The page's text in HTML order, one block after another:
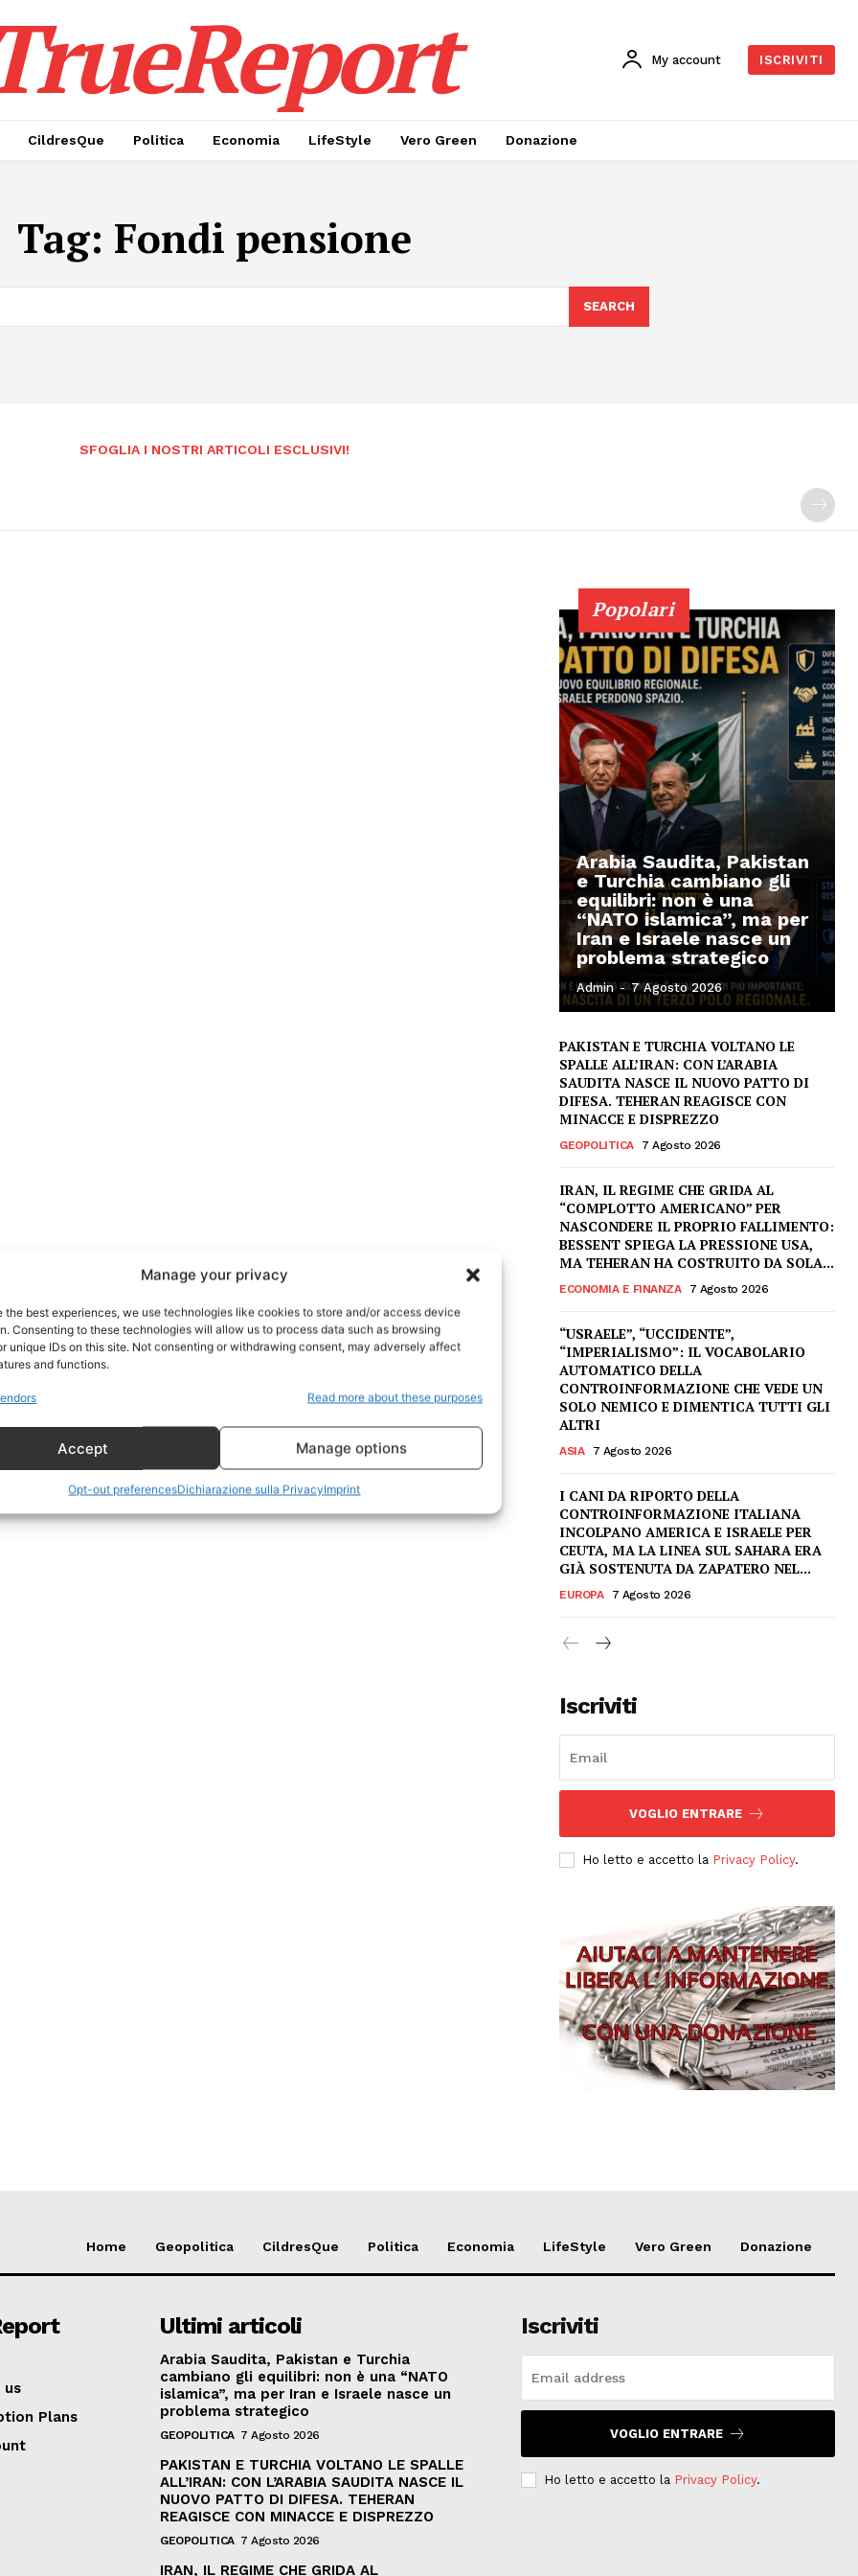
Manage your privacy
the best experiences, we use technologies like cookies to store and/or access device
Consenting to these technologies will allow us to process data such as browsing
unique IDs on this site. Not consenting or withdrawing consent, may adversely affect
and functions.
Read more about these purposes
Accept Manage options
Opt-out preferencesDichiarazione sulla PrivacyImprint
Geopolitica
My account ISCRIVITI
CildresQue Politica Economia LifeStyle Vero Green Donazione
Tag: Fondi pensione
SEARCH
SFOGLIA I NOSTRI ARTICOLI ESCLUSIVI!
Popolari
Arabia Saudita, Pakistan
e Turchia cambiano gli
equilibri: non è una
“NATO islamica”, ma per
Iran e Israele nasce un
problema strategico
Admin - 7 Agosto 2026
PAKISTAN E TURCHIA VOLTANO LE
SPALLE ALL’IRAN: CON L’ARABIA
SAUDITA NASCE IL NUOVO PATTO DI
DIFESA. TEHERAN REAGISCE CON
MINACCE E DISPREZZO
GEOPOLITICA 7 Agosto 2026
IRAN, IL REGIME CHE GRIDA AL
“COMPLOTTO AMERICANO” PER
NASCONDERE IL PROPRIO FALLIMENTO:
BESSENT SPIEGA LA PRESSIONE USA,
MA TEHERAN HA COSTRUITO DA SOLA...
ECONOMIA E FINANZA 7 Agosto 2026
“USRAELE”, “UCCIDENTE”,
“IMPERIALISMO”: IL VOCABOLARIO
AUTOMATICO DELLA
CONTROINFORMAZIONE CHE VEDE UN
SOLO NEMICO E DIMENTICA TUTTI GLI
ALTRI
ASIA 7 Agosto 2026
I CANI DA RIPORTO DELLA
CONTROINFORMAZIONE ITALIANA
INCOLPANO AMERICA E ISRAELE PER
CEUTA, MA LA LINEA SUL SAHARA ERA
GIÀ SOSTENUTA DA ZAPATERO NEL...
EUROPA 7 Agosto 2026
Iscriviti
VOGLIO ENTRARE
Ho letto e accetto la Privacy Policy.
Home Geopolitica CildresQue Politica Economia LifeStyle Vero Green Donazione
us
Plans
Ultimi articoli
Arabia Saudita, Pakistan e Turchia
cambiano gli equilibri: non è una “NATO
islamica”, ma per Iran e Israele nasce un
problema strategico
GEOPOLITICA 7 Agosto 2026
PAKISTAN E TURCHIA VOLTANO LE SPALLE
ALL’IRAN: CON L’ARABIA SAUDITA NASCE IL
NUOVO PATTO DI DIFESA. TEHERAN
REAGISCE CON MINACCE E DISPREZZO
GEOPOLITICA 7 Agosto 2026
IRAN, IL REGIME CHE GRIDA AL
Iscriviti
VOGLIO ENTRARE
Ho letto e accetto la Privacy Policy.